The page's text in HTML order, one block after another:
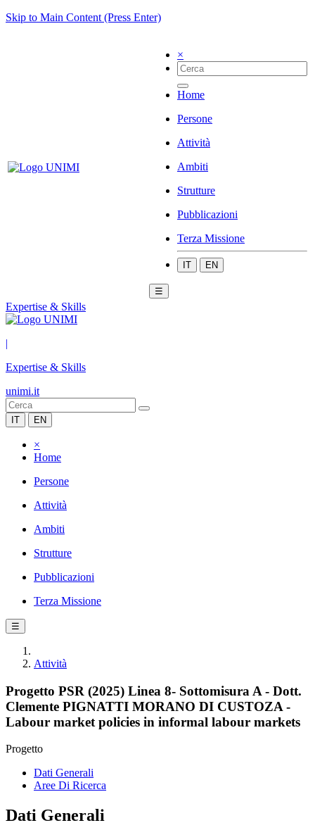
Skip to Main Content (Press Enter)
×
Home
Persone
Attività
Ambiti
Strutture
Pubblicazioni
Terza Missione
IT EN
☰
Expertise & Skills
|
Expertise & Skills
unimi.it
IT EN
×
Home
Persone
Attività
Ambiti
Strutture
Pubblicazioni
Terza Missione
☰
Attività
Progetto PSR (2025) Linea 8- Sottomisura A - Dott.
Clemente PIGNATTI MORANO DI CUSTOZA -
Labour market policies in informal labour markets
Progetto
Dati Generali
Aree Di Ricerca
Dati Generali